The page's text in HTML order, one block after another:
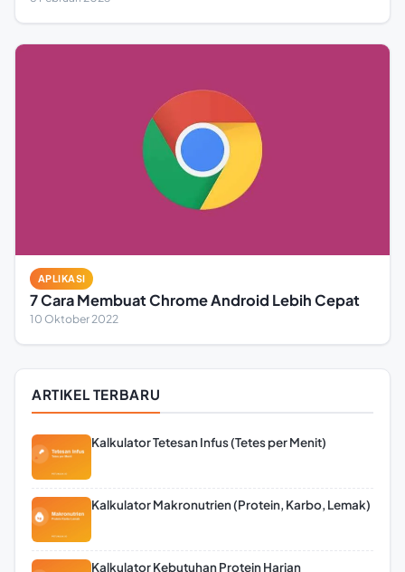
APLIKASI
7 Cara Membuat Chrome Android Lebih Cepat
10 Oktober 2022
ARTIKEL TERBARU
Kalkulator Tetesan Infus (Tetes per Menit)
Kalkulator Makronutrien (Protein, Karbo, Lemak)
Kalkulator Kebutuhan Protein Harian